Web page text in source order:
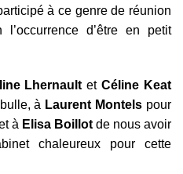
à ce genre de réunion
d’être en petit
LhernaultetCéline Keat
à Laurent Montels pour
à Elisa Boillotde nous avoir
chaleureux pour cette